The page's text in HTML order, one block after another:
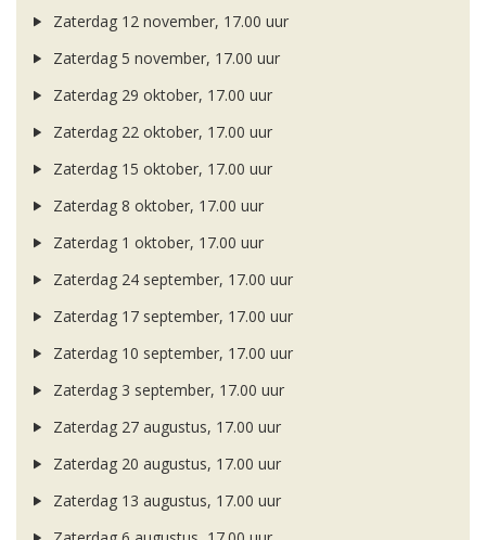
Zaterdag 12 november, 17.00 uur
Zaterdag 5 november, 17.00 uur
Zaterdag 29 oktober, 17.00 uur
Zaterdag 22 oktober, 17.00 uur
Zaterdag 15 oktober, 17.00 uur
Zaterdag 8 oktober, 17.00 uur
Zaterdag 1 oktober, 17.00 uur
Zaterdag 24 september, 17.00 uur
Zaterdag 17 september, 17.00 uur
Zaterdag 10 september, 17.00 uur
Zaterdag 3 september, 17.00 uur
Zaterdag 27 augustus, 17.00 uur
Zaterdag 20 augustus, 17.00 uur
Zaterdag 13 augustus, 17.00 uur